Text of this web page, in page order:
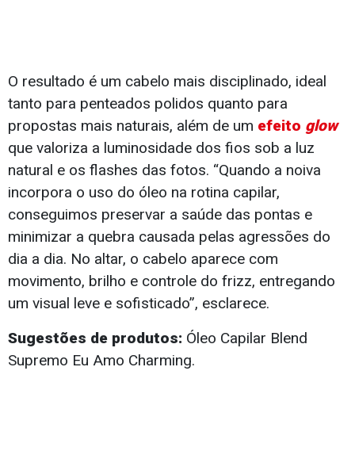
O resultado é um cabelo mais disciplinado, ideal
tanto para penteados polidos quanto para
propostas mais naturais, além de um efeito glow
que valoriza a luminosidade dos fios sob a luz
natural e os flashes das fotos. “Quando a noiva
incorpora o uso do óleo na rotina capilar,
conseguimos preservar a saúde das pontas e
minimizar a quebra causada pelas agressões do
dia a dia. No altar, o cabelo aparece com
movimento, brilho e controle do frizz, entregando
um visual leve e sofisticado”, esclarece.
Sugestões de produtos: Óleo Capilar Blend
Supremo Eu Amo Charming.